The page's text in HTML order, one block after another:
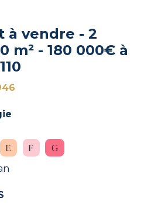
à vendre - 2
m² - 180 000€ à